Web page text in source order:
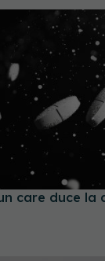
care duce la